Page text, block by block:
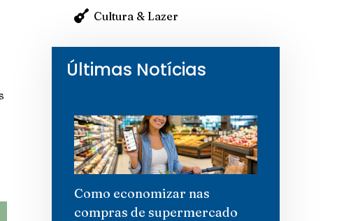
Cultura & Lazer
Últimas Notícias
Como economizar nas
compras de supermercado